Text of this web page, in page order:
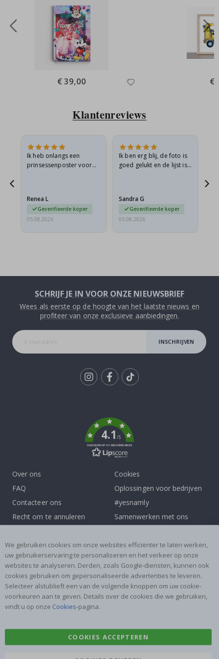
Special
Price
€ 39,00 €
Klantenreviews
Ik heb onlangs een
prinsessenposter voor
licht…
Renea L
Geverifieerde koper
05.08.2026
Ik ben erg blij, de foto is
goed gelukt en de lijst is
Sandra G
Geverifieerde koper
05.08.2026
SCHRIJF JE IN VOOR ONZE NIEUWSBRIEF
Wees als eerste op de hoogte van het laatste nieuws en
profiteer van onze exclusieve aanbiedingen.
INSCHRIJVEN
4.1/5
GEBASEERD OP 1019 BEOORDELINGEN
Over ons
FAQ
Contacteer ons
Recht om te annuleren
Inspiratie
Cookies
Oplossingen voor bedrijven
#yesnamly
Samenwerken met ons
Beoordelingen
Populaire Categorieën
Naamstickers
Muurstickers
Tegelstickers
Posters
We gebruiken cookies om onze websites efficiënter te laten werken,
uw gebruikerservaring te personaliseren en het verkeer op onze
websites te analyseren. Derden, zoals Google-diensten, kunnen ook
cookies gebruiken om gepersonaliseerde advertenties te leveren.
Selecteer alstublieft een van de volgende knoppen om uw cookie-
voorkeuren aan te geven. Details over de cookies die we gebruiken,
vindt u op onze Cookies-pagina.
COOKIES ACCEPTEREN